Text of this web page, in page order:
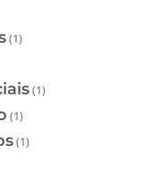
(1)
(1)
(1)
(1)